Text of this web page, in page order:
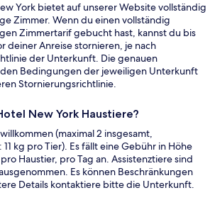
York bietet auf unserer Website vollständig
Zimmer. Wenn du einen vollständig
Zimmertarif gebucht hast, kannst du bis
deiner Anreise stornieren, je nach
der Unterkunft. Die genauen
den Bedingungen der jeweiligen Unterkunft
Stornierungsrichtlinie.
New York Haustiere?
(maximal 2 insgesamt,
kg pro Tier). Es fällt eine Gebühr in Höhe
Haustier, pro Tag an. Assistenztiere sind
Es können Beschränkungen
Details kontaktiere bitte die Unterkunft.